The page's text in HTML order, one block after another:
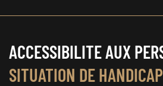
ACCESSIBILITE AUX
SITUATION DE HANDICAP